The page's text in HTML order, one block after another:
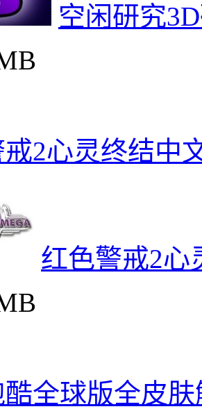
空闲研究
2心灵终结中
红色警戒2心
全球版全皮